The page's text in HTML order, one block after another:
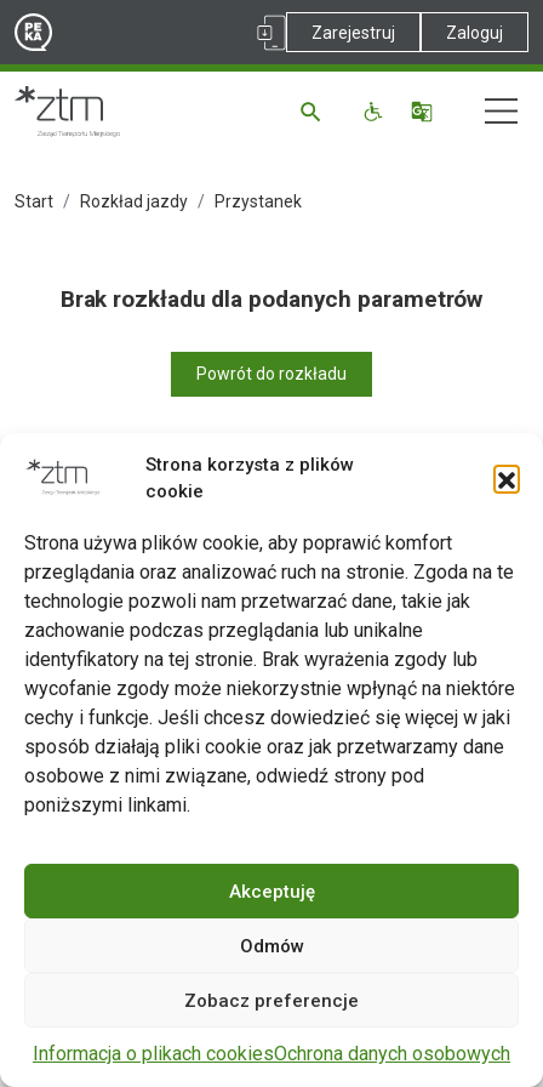
Strona korzysta z plików
cookie
Strona używa plików cookie, aby poprawić komfort
przeglądania oraz analizować ruch na stronie. Zgoda na te
technologie pozwoli nam przetwarzać dane, takie jak
zachowanie podczas przeglądania lub unikalne
identyfikatory na tej stronie. Brak wyrażenia zgody lub
wycofanie zgody może niekorzystnie wpłynąć na niektóre
cechy i funkcje. Jeśli chcesz dowiedzieć się więcej w jaki
sposób działają pliki cookie oraz jak przetwarzamy dane
osobowe z nimi związane, odwiedź strony pod
poniższymi linkami.
Akceptuję
Odmów
Zobacz preferencje
Informacja o plikach cookiesOchrona danych osobowych
Zarejestruj Zaloguj
Start Rozkład jazdy Przystanek
Brak rozkładu dla podanych parametrów
Powrót do rozkładu
Zarząd Transportu Miejskiego w Poznaniu
Napisz do nas
tel. 61 646 33 44
ul. Matejki 59, 60-770 Poznań
zastrzeżone.